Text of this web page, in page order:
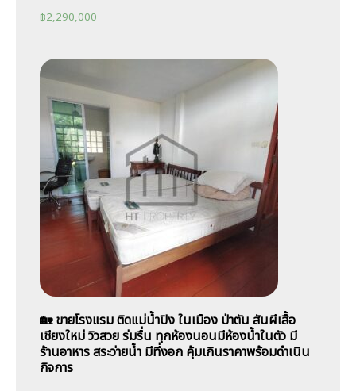
฿2,290,000
🏡 ขายโรงแรม ติดแม่น้ำปิง ในเมือง ป่าตัน สันผีเสื้อ
เชียงใหม่ วิวสวย ร่มรื่น ทุกห้องนอนมีห้องน้ำในตัว มี
ร้านอาหาร สระว่ายน้ำ มีที่งอก คุ้มเกินราคาพร้อมดำเนิน
กิจการ